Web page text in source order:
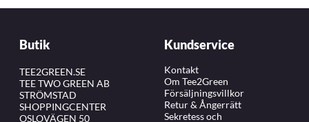
Butik
TEE2GREEN.SE
TEE TWO GREEN AB
STRÖMSTAD
SHOPPINGCENTER
OSLOVÄGEN 50
Kundservice
Kontakt
Om Tee2Green
Försäljningsvillkor
Retur & Ångerrätt
Sekretess och